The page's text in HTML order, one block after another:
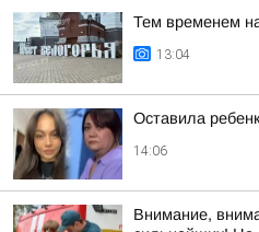
Тем временем
13:04
Оставила
14:06
Внимание,